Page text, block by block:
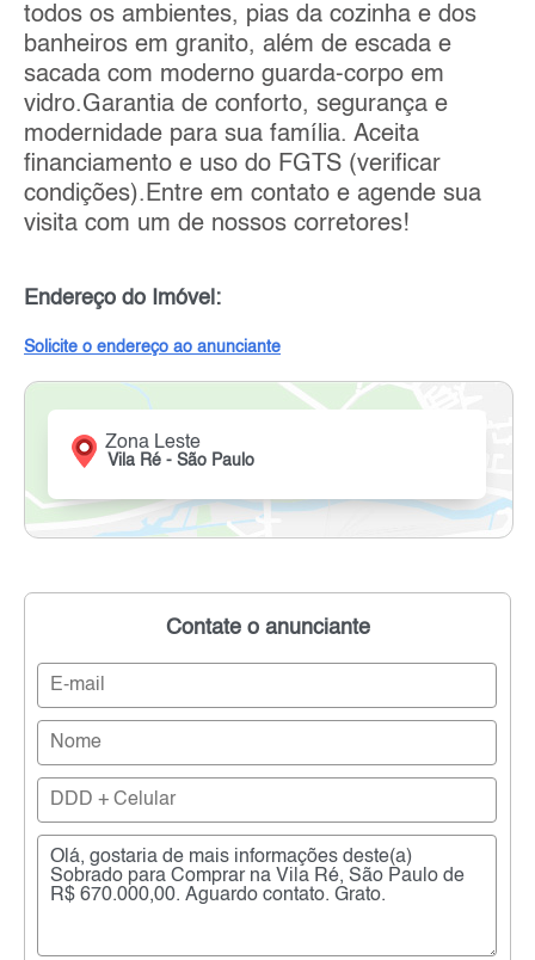
todos os ambientes, pias da cozinha e dos
banheiros em granito, além de escada e
sacada com moderno guarda-corpo em
vidro.Garantia de conforto, segurança e
modernidade para sua família. Aceita
financiamento e uso do FGTS (verificar
condições).Entre em contato e agende sua
visita com um de nossos corretores!
Endereço do Imóvel:
Solicite o endereço ao anunciante
Zona Leste
Vila Ré - São Paulo
Contate o anunciante